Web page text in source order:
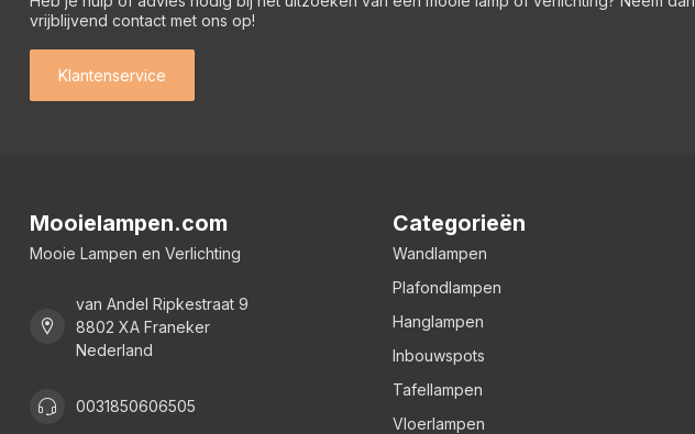
vrijblijvend contact met ons op!
Klantenservice
Mooielampen.com
Mooie Lampen en Verlichting
van Andel Ripkestraat 9
8802 XA Franeker
Nederland
0031850606505
Categorieën
Wandlampen
Plafondlampen
Hanglampen
Inbouwspots
Tafellampen
Vloerlampen